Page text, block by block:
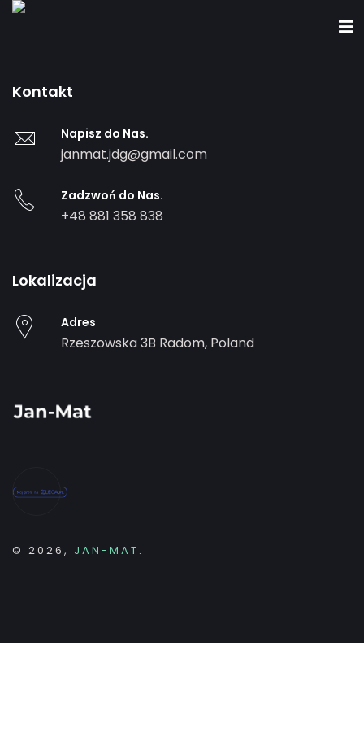
Kontakt
Napisz do Nas.
janmat.jdg@gmail.com
Zadzwoń do Nas.
+48 881 358 838
Lokalizacja
Adres
Rzeszowska 3B Radom, Poland
© 2026, JAN-MAT .